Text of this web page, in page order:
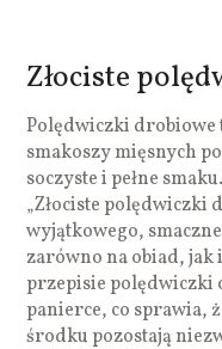
Złociste
Polędwiczki
smakoszy mięsnych
soczyste i pełne
„Złociste polędwiczki
wyjątkowego,
zarówno na obiad, jak
przepisie polędwiczki
panierce, co sprawia,
środku pozostają